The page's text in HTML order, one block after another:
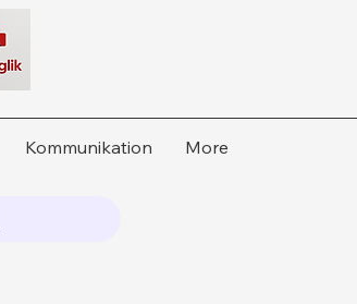
Kommunikation More